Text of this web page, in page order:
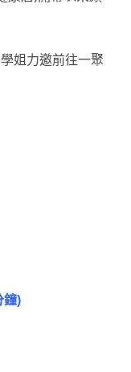
姐力邀前往一聚
鐘)